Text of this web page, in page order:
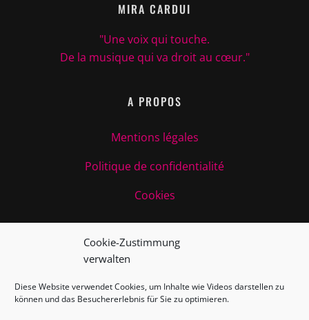
Cookie-Zustimmung
verwalten
Diese Website verwendet Cookies, um Inhalte wie Videos darstellen zu
können und das Besuchererlebnis für Sie zu optimieren.
MIRA CARDUI
"Une voix qui touche.
De la musique qui va droit au cœur."
A PROPOS
Mentions légales
Politique de confidentialité
Cookies